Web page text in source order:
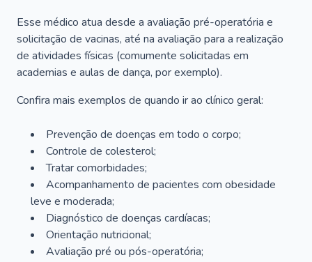
Esse médico atua desde a avaliação pré-operatória e
solicitação de vacinas, até na avaliação para a realização
de atividades físicas (comumente solicitadas em
academias e aulas de dança, por exemplo).
Confira mais exemplos de quando ir ao clínico geral:
Prevenção de doenças em todo o corpo;
Controle de colesterol;
Tratar comorbidades;
Acompanhamento de pacientes com obesidade
leve e moderada;
Diagnóstico de doenças cardíacas;
Orientação nutricional;
Avaliação pré ou pós-operatória;